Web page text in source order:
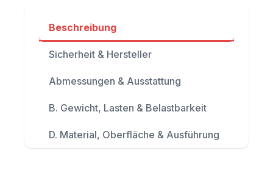
Beschreibung
Sicherheit & Hersteller
Abmessungen & Ausstattung
B. Gewicht, Lasten & Belastbarkeit
D. Material, Oberfläche & Ausführung